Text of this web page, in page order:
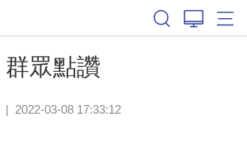
眾點讚
| 2022-03-08 17:33:12